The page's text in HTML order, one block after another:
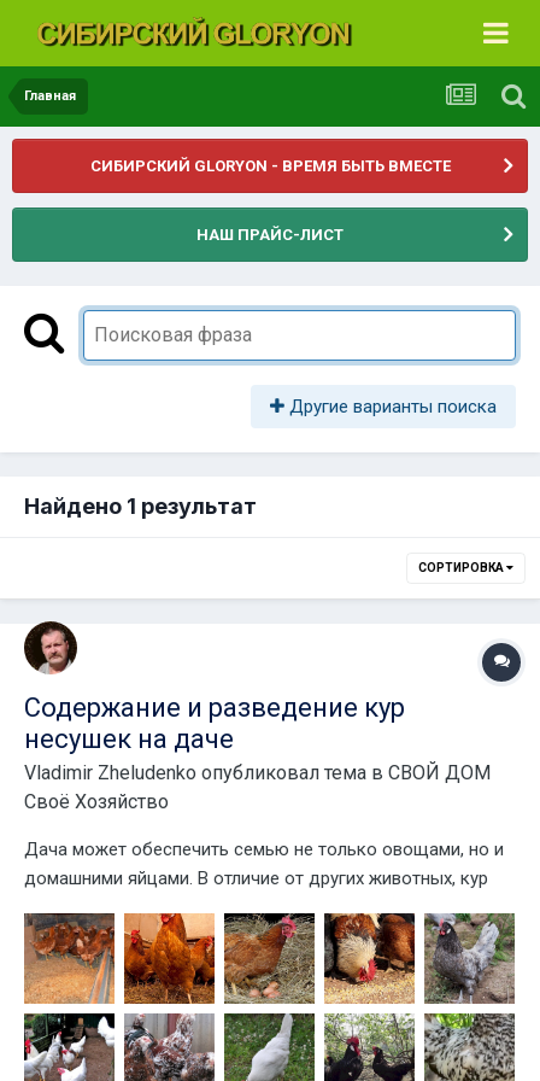
Главная
СИБИРСКИЙ GLORYON - ВРЕМЯ БЫТЬ ВМЕСТЕ
НАШ ПРАЙС-ЛИСТ
Другие варианты поиска
Найдено 1 результат
СОРТИРОВКА
Содержание и разведение кур
несушек на даче
Vladimir Zheludenko опубликовал тема в СВОЙ ДОМ
Своё Хозяйство
Дача может обеспечить семью не только овощами, но и
домашними яйцами. В отличие от других животных, кур
Организовав доступ к еде и воде, достаточно приезжать
один-два раза в неделю, чтобы пополнить запасы и
собрать яйца. Какие породы кур выб...